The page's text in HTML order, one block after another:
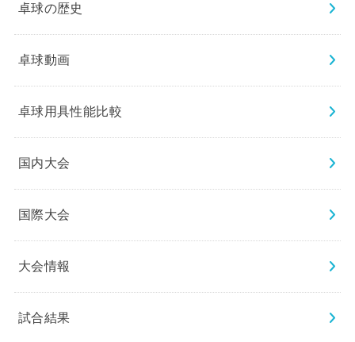
卓球の歴史
卓球動画
卓球用具性能比較
国内大会
国際大会
大会情報
試合結果